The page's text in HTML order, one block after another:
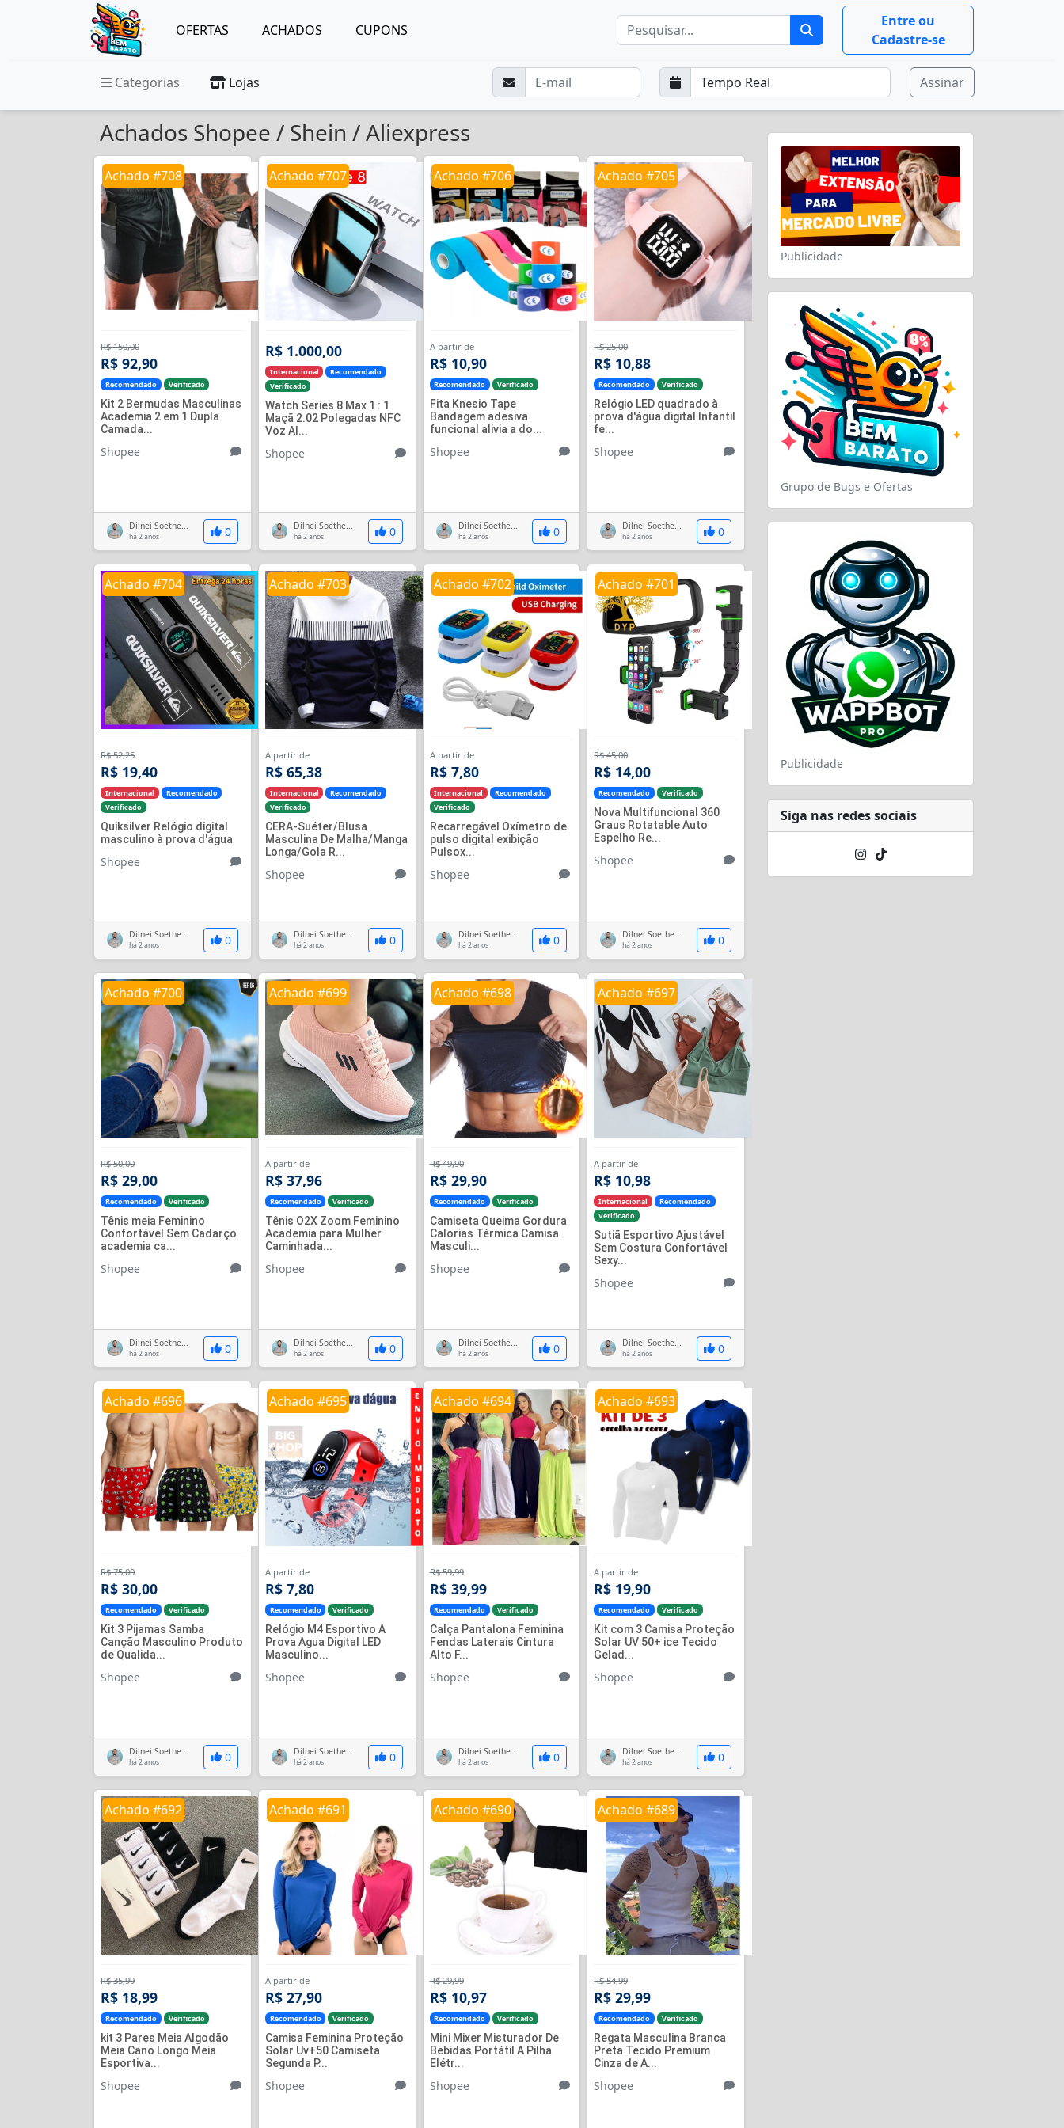
OFERTAS ACHADOS CUPONS
Entre ou
Cadastre-se
Categorias Lojas Assinar
Achados Shopee / Shein / Aliexpress
Achado #708
R$ 150,00
R$ 92,90
Recomendado Verificado
Kit 2 Bermudas Masculinas
Academia 2 em 1 Dupla
Camada...
Shopee
Dilnei Soethe...
há 2 anos 0
Achado #707
R$ 1.000,00
Internacional
Recomendado
Verificado
Watch Series 8 Max 1 : 1
Maçã 2.02 Polegadas NFC
Voz AI...
Shopee
Dilnei Soethe...
há 2 anos 0
Achado #706
A partir de
R$ 10,90
Recomendado Verificado
Fita Knesio Tape
Bandagem adesiva
funcional alivia a do...
Shopee
Dilnei Soethe...
há 2 anos 0
Achado #705
R$ 25,00
R$ 10,88
Recomendado Verificado
Relógio LED quadrado à
prova d'água digital Infantil
fe...
Shopee
Dilnei Soethe...
há 2 anos 0
Achado #704
R$ 52,25
R$ 19,40
Internacional
Recomendado
Verificado
Quiksilver Relógio digital
masculino à prova d'água
Shopee
Dilnei Soethe...
há 2 anos 0
Achado #703
A partir de
R$ 65,38
Internacional
Recomendado
Verificado
CERA-Suéter/Blusa
Masculina De Malha/Manga
Longa/Gola R...
Shopee
Dilnei Soethe...
há 2 anos 0
Achado #702
A partir de
R$ 7,80
Internacional
Recomendado
Verificado
Recarregável Oxímetro de
pulso digital exibição
Pulsox...
Shopee
Dilnei Soethe...
há 2 anos 0
Achado #701
R$ 45,00
R$ 14,00
Recomendado Verificado
Nova Multifuncional 360
Graus Rotatable Auto
Espelho Re...
Shopee
Dilnei Soethe...
há 2 anos 0
Achado #700
R$ 50,00
R$ 29,00
Recomendado Verificado
Tênis meia Feminino
Confortável Sem Cadarço
academia ca...
Shopee
Dilnei Soethe...
há 2 anos 0
Achado #699
A partir de
R$ 37,96
Recomendado Verificado
Tênis O2X Zoom Feminino
Academia para Mulher
Caminhada...
Shopee
Dilnei Soethe...
há 2 anos 0
Achado #698
R$ 49,90
R$ 29,90
Recomendado Verificado
Camiseta Queima Gordura
Calorias Térmica Camisa
Masculi...
Shopee
Dilnei Soethe...
há 2 anos 0
Achado #697
A partir de
R$ 10,98
Internacional
Recomendado
Verificado
Sutiã Esportivo Ajustável
Sem Costura Confortável
Sexy...
Shopee
Dilnei Soethe...
há 2 anos 0
Achado #696
R$ 75,00
R$ 30,00
Recomendado Verificado
Kit 3 Pijamas Samba
Canção Masculino Produto
de Qualida...
Shopee
Dilnei Soethe...
há 2 anos 0
Achado #695
A partir de
R$ 7,80
Recomendado Verificado
Relógio M4 Esportivo A
Prova Agua Digital LED
Masculino...
Shopee
Dilnei Soethe...
há 2 anos 0
Achado #694
R$ 59,99
R$ 39,99
Recomendado Verificado
Calça Pantalona Feminina
Fendas Laterais Cintura
Alto F...
Shopee
Dilnei Soethe...
há 2 anos 0
Achado #693
A partir de
R$ 19,90
Recomendado Verificado
Kit com 3 Camisa Proteção
Solar UV 50+ ice Tecido
Gelad...
Shopee
Dilnei Soethe...
há 2 anos 0
Achado #692
R$ 35,99
R$ 18,99
Recomendado Verificado
kit 3 Pares Meia Algodão
Meia Cano Longo Meia
Esportiva...
Shopee
Achado #691
A partir de
R$ 27,90
Recomendado Verificado
Camisa Feminina Proteção
Solar Uv+50 Camiseta
Segunda P...
Shopee
Achado #690
R$ 29,99
R$ 10,97
Recomendado Verificado
Mini Mixer Misturador De
Bebidas Portátil A Pilha
Elétr...
Shopee
Achado #689
R$ 54,99
R$ 29,99
Recomendado Verificado
Regata Masculina Branca
Preta Tecido Premium
Cinza de A...
Shopee
Publicidade
Grupo de Bugs e Ofertas
Publicidade
Siga nas redes sociais